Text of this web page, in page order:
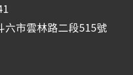
六市雲林路二段515號